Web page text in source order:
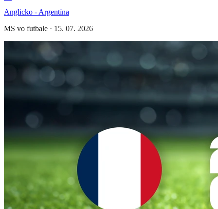
Anglicko - Argentína
MS vo futbale · 15. 07. 2026